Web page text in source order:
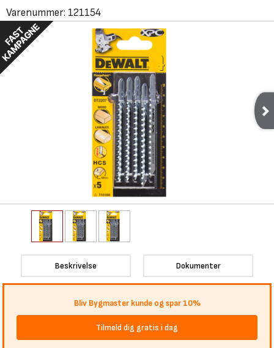
Varenummer: 121154
Beskrivelse Dokumenter
Bliv Bygmaster kunde og spar 10%
Tilmeld dig gratis i dag